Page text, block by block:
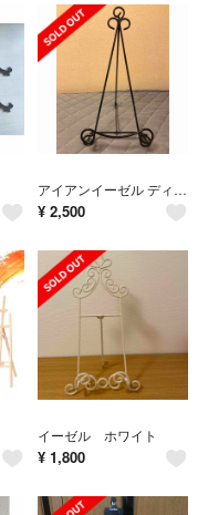
アイアンイーゼル ディスプレイスタンド(ブラック)
¥ 2,500
イーゼル ホワイト
¥ 1,800